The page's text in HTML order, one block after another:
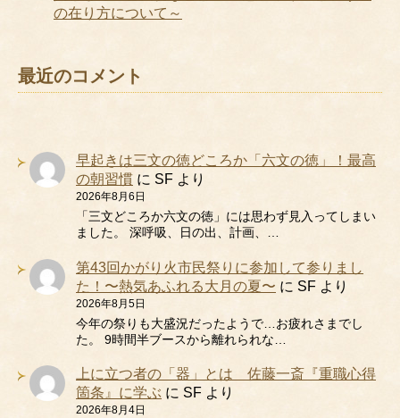
の在り方について～
最近のコメント
早起きは三文の徳どころか「六文の徳」！最高
の朝習慣 に SF より
2026年8月6日
「三文どころか六文の徳」には思わず見入ってしまい
ました。 深呼吸、日の出、計画、…
第43回かがり火市民祭りに参加して参りまし
た！〜熱気あふれる大月の夏〜 に SF より
2026年8月5日
今年の祭りも大盛況だったようで…お疲れさまでし
た。 9時間半ブースから離れられな…
上に立つ者の「器」とは 佐藤一斎『重職心得
箇条』に学ぶ に SF より
2026年8月4日